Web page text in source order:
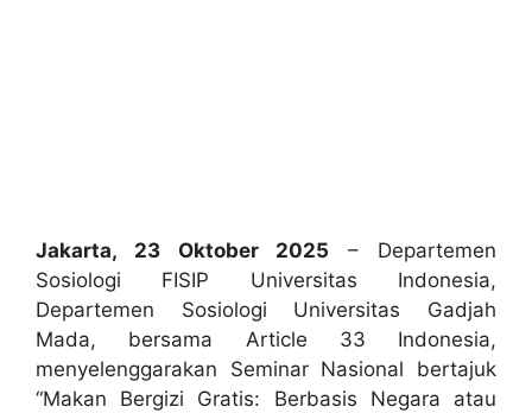
Jakarta, 23 Oktober 2025 – Departemen
Sosiologi FISIP Universitas Indonesia,
Departemen Sosiologi Universitas Gadjah
Mada, bersama Article 33 Indonesia,
menyelenggarakan Seminar Nasional bertajuk
“Makan Bergizi Gratis: Berbasis Negara atau